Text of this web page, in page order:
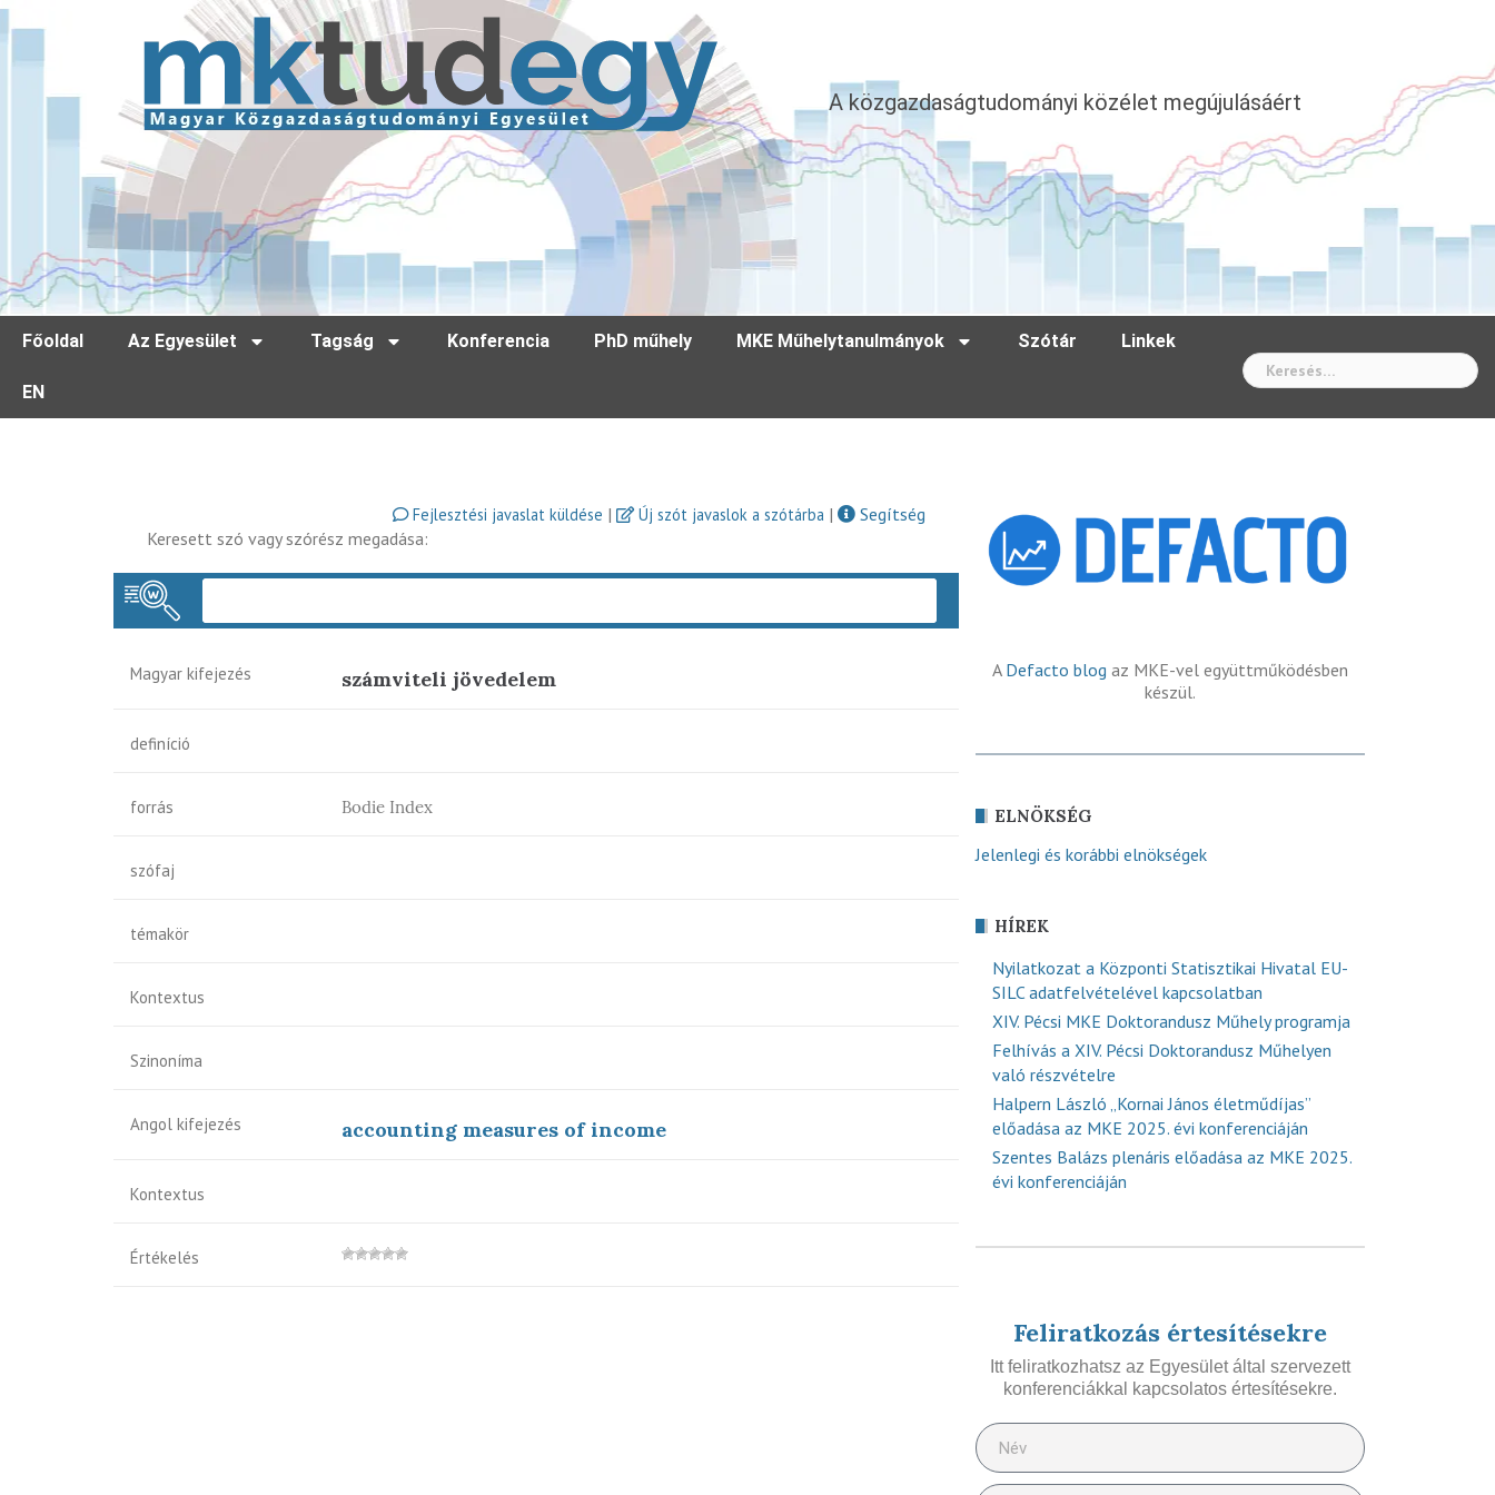
A közgazdaságtudományi közélet megújulásáért
Főoldal Az Egyesület Tagság Konferencia PhD műhely MKE Műhelytanulmányok Szótár Linkek
EN
Fejlesztési javaslat küldése | Új szót javaslok a szótárba |
Segítség
Keresett szó vagy szórész megadása:
Magyar kifejezés számviteli jövedelem
definíció
forrás Bodie Index
szófaj
témakör
Kontextus
Szinoníma
Angol kifejezés accounting measures of income
Kontextus
Értékelés
A Defacto blog az MKE-vel együttműködésben
készül.
ELNÖKSÉG
Jelenlegi és korábbi elnökségek
HÍREK
Nyilatkozat a Központi Statisztikai Hivatal EU-
SILC adatfelvételével kapcsolatban
XIV. Pécsi MKE Doktorandusz Műhely programja
Felhívás a XIV. Pécsi Doktorandusz Műhelyen
való részvételre
Halpern László „Kornai János életműdíjas”
előadása az MKE 2025. évi konferenciáján
Szentes Balázs plenáris előadása az MKE 2025.
évi konferenciáján
Feliratkozás értesítésekre
Itt feliratkozhatsz az Egyesület által szervezett
konferenciákkal kapcsolatos értesítésekre.